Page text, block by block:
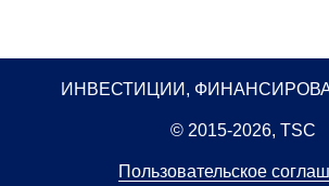
ИНВЕСТИЦИИ,
© 2015-2026, TSC
Пользовательское